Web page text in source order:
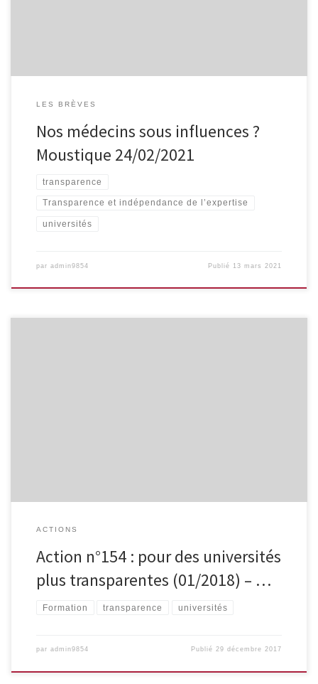
LES BRÈVES
Nos médecins sous influences ?
Moustique 24/02/2021
transparence
Transparence et indépendance de l’expertise
universités
par admin9854 Publié 13 mars 2021
ACTIONS
Action n°154 : pour des universités
plus transparentes (01/2018) – …
Formation transparence universités
par admin9854 Publié29 décembre 2017